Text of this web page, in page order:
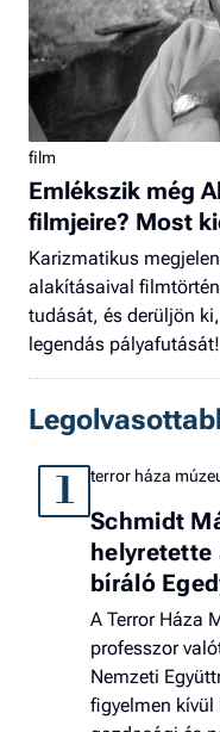
film
Emlékszik még
filmjeire? Most
Karizmatikus
alakításaival
tudását, és derüljön
legendás pályafutását!
1 terror háza
Schmidt
helyretette
bíráló
A Terror Háza
professzor
Nemzeti
figyelmen